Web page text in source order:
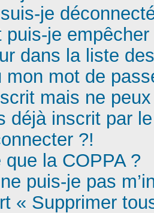
je
puis-je
dans la liste
mon mot de
mais ne
déjà inscrit par
?!
que la COPPA ?
puis-je pas
« Supprimer